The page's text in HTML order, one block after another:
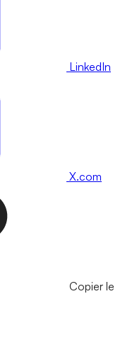
LinkedIn
X.com
Copier le